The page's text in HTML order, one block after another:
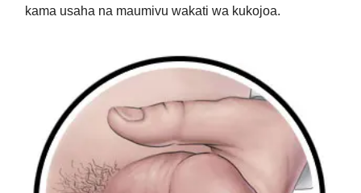
kama usaha na maumivu wakati wa kukojoa.